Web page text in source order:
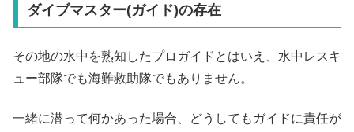
ダイブマスター(ガイド)の存在
その地の水中を熟知したプロガイドとはいえ、水中レスキ
ュー部隊でも海難救助隊でもありません。
一緒に潜って何かあった場合、どうしてもガイドに責任が